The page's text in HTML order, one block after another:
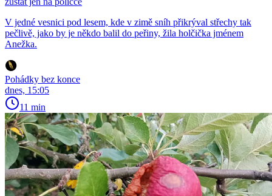
V jedné vesnici pod lesem, kde v zimě sníh přikrýval střechy tak
pečlivě, jako by je někdo balil do peřiny, žila holčička jménem
Anežka.
Pohádky bez konce
dnes, 15:05
11 min